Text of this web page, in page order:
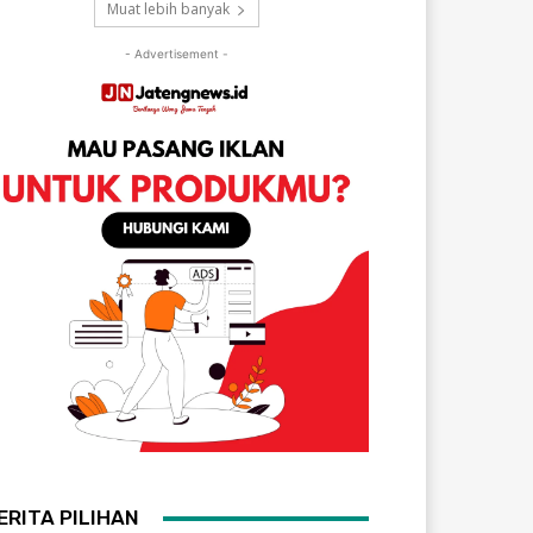
Muat lebih banyak
- Advertisement -
PILIHAN